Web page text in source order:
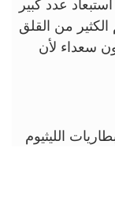
عام 2030 ، سيتم استبعاد عدد كبير
من القلق
سعداء لأن
الليثيوم